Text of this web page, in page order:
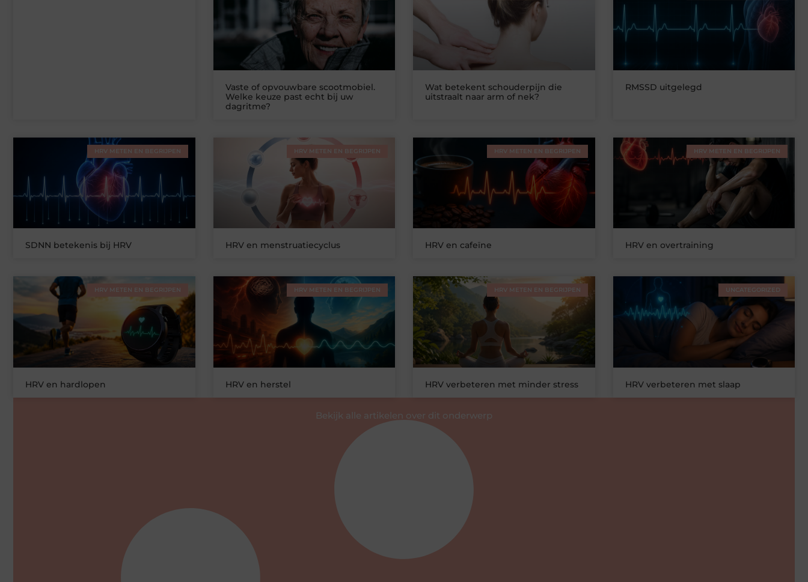
Vaste of opvouwbare scootmobiel.
Welke keuze past echt bij uw
dagritme?
Wat betekent schouderpijn die
uitstraalt naar arm of nek?
RMSSD uitgelegd
HRV METEN EN BEGRIJPEN
SDNN betekenis bij HRV
HRV METEN EN BEGRIJPEN
HRV en menstruatiecyclus
HRV METEN EN BEGRIJPEN
HRV en cafeïne
HRV METEN EN BEGRIJPEN
HRV en overtraining
HRV METEN EN BEGRIJPEN
HRV en hardlopen
HRV METEN EN BEGRIJPEN
HRV en herstel
HRV METEN EN BEGRIJPEN
HRV verbeteren met minder stress
UNCATEGORIZED
HRV verbeteren met slaap
Bekijk alle artikelen over dit onderwerp